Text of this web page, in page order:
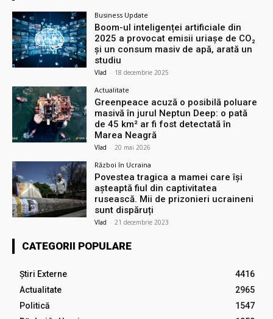
Business Update
Boom-ul inteligenței artificiale din
2025 a provocat emisii uriașe de CO₂
și un consum masiv de apă, arată un
studiu
Vlad - 18 decembrie 2025
Actualitate
Greenpeace acuză o posibilă poluare
masivă în jurul Neptun Deep: o pată
de 45 km² ar fi fost detectată în
Marea Neagră
Vlad - 20 mai 2026
Război în Ucraina
Povestea tragica a mamei care își
așteaptă fiul din captivitatea
rusească. Mii de prizonieri ucraineni
sunt dispăruți
Vlad - 21 decembrie 2023
CATEGORII POPULARE
Știri Externe
4416
Actualitate
2965
Politică
1547